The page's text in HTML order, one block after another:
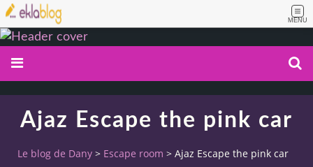
MENU
Ajaz Escape the pink car
Le blog de Dany > Escape room > Ajaz Escape the pink car